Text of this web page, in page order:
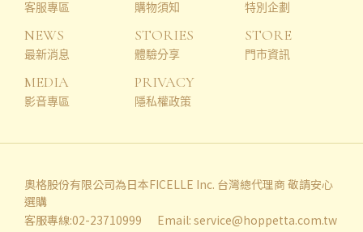
客服專區 購物須知 特別企劃
NEWS
最新消息
STORIES
體驗分享
STORE
門市資訊
MEDIA
影音專區
PRIVACY
隱私權政策
奧格股份有限公司為日本FICELLE Inc. 台灣總代理商 敬請安心
選購
客服專線:02-23710999
Email: service@hoppetta.com.tw